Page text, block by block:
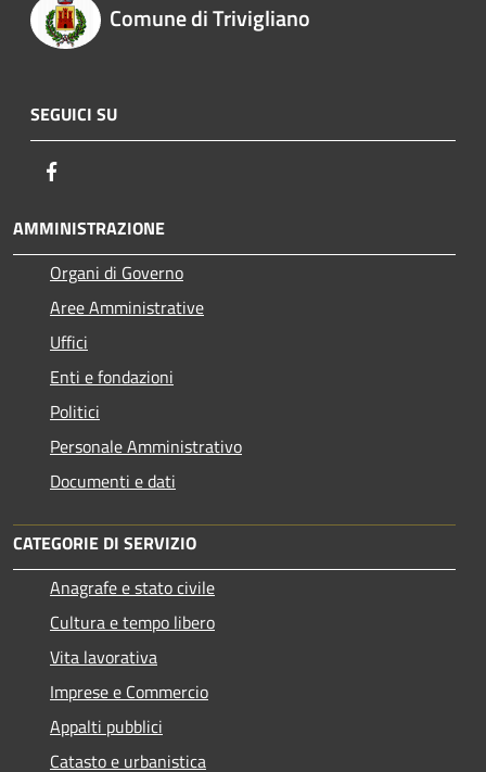
Comune di Trivigliano
SEGUICI SU
AMMINISTRAZIONE
Organi di Governo
Aree Amministrative
Uffici
Enti e fondazioni
Politici
Personale Amministrativo
Documenti e dati
CATEGORIE DI SERVIZIO
Anagrafe e stato civile
Cultura e tempo libero
Vita lavorativa
Imprese e Commercio
Appalti pubblici
Catasto e urbanistica